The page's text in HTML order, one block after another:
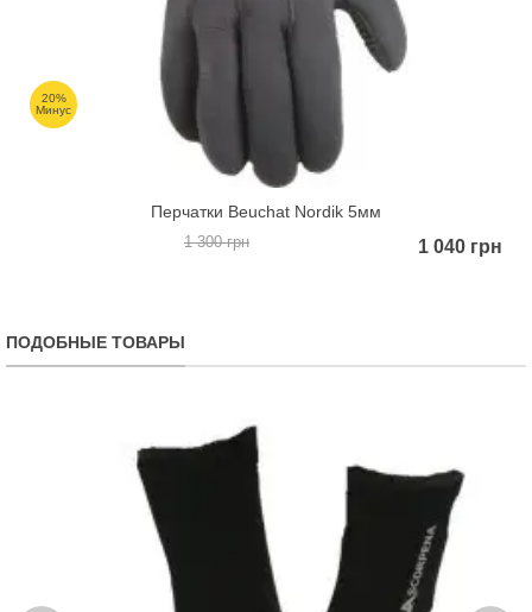
20%
Минус
Перчатки Beuchat Nordik 5мм
1 040 грн
1 300 грн
ПОДОБНЫЕ ТОВАРЫ